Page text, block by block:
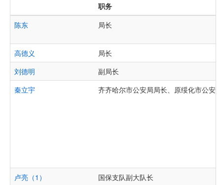
职务
陈东
局长
高德义
局长
刘德明
副局长
秦立宇
齐齐哈尔市公安局局长、原绥化市公安
卢亮（1）
国保支队副大队长